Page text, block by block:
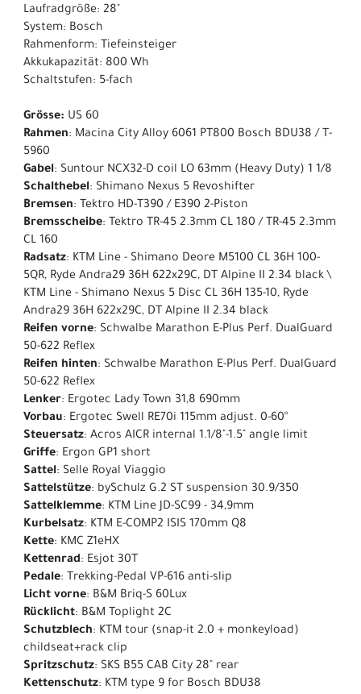
Laufradgröße: 28"
System: Bosch
Rahmenform: Tiefeinsteiger
Akkukapazität: 800 Wh
Schaltstufen: 5-fach
Grösse: US 60
Rahmen: Macina City Alloy 6061 PT800 Bosch BDU38 / T-
5960
Gabel: Suntour NCX32-D coil LO 63mm (Heavy Duty) 1 1/8
Schalthebel: Shimano Nexus 5 Revoshifter
Bremsen: Tektro HD-T390 / E390 2-Piston
Bremsscheibe: Tektro TR-45 2.3mm CL 180 / TR-45 2.3mm
CL 160
Radsatz: KTM Line - Shimano Deore M5100 CL 36H 100-
5QR, Ryde Andra29 36H 622x29C, DT Alpine II 2.34 black \
KTM Line - Shimano Nexus 5 Disc CL 36H 135-10, Ryde
Andra29 36H 622x29C, DT Alpine II 2.34 black
Reifen vorne: Schwalbe Marathon E-Plus Perf. DualGuard
50-622 Reflex
Reifen hinten: Schwalbe Marathon E-Plus Perf. DualGuard
50-622 Reflex
Lenker: Ergotec Lady Town 31,8 690mm
Vorbau: Ergotec Swell RE70i 115mm adjust. 0-60°
Steuersatz: Acros AICR internal 1.1/8"-1.5" angle limit
Griffe: Ergon GP1 short
Sattel: Selle Royal Viaggio
Sattelstütze: bySchulz G.2 ST suspension 30.9/350
Sattelklemme: KTM Line JD-SC99 - 34,9mm
Kurbelsatz: KTM E-COMP2 ISIS 170mm Q8
Kette: KMC Z1eHX
Kettenrad: Esjot 30T
Pedale: Trekking-Pedal VP-616 anti-slip
Licht vorne: B&M Briq-S 60Lux
Rücklicht: B&M Toplight 2C
Schutzblech: KTM tour (snap-it 2.0 + monkeyload)
childseat+rack clip
Spritzschutz: SKS B55 CAB City 28" rear
Kettenschutz: KTM type 9 for Bosch BDU38